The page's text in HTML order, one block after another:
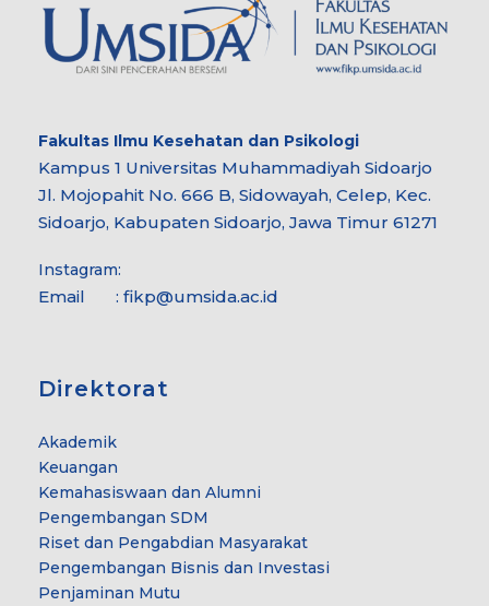
Fakultas Ilmu Kesehatan dan Psikologi
Kampus 1 Universitas Muhammadiyah Sidoarjo
Jl. Mojopahit No. 666 B, Sidowayah, Celep, Kec.
Sidoarjo, Kabupaten Sidoarjo, Jawa Timur 61271
Instagram:
Email : fikp@umsida.ac.id
Direktorat
Akademik
Keuangan
Kemahasiswaan dan Alumni
Pengembangan SDM
Riset dan Pengabdian Masyarakat
Pengembangan Bisnis dan Investasi
Penjaminan Mutu